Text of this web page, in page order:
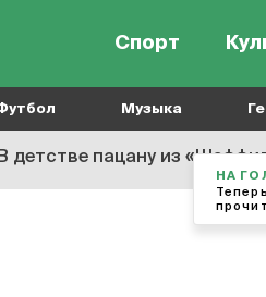
Спорт
Музыка
В детстве пацану из «Шеффилда»
НА